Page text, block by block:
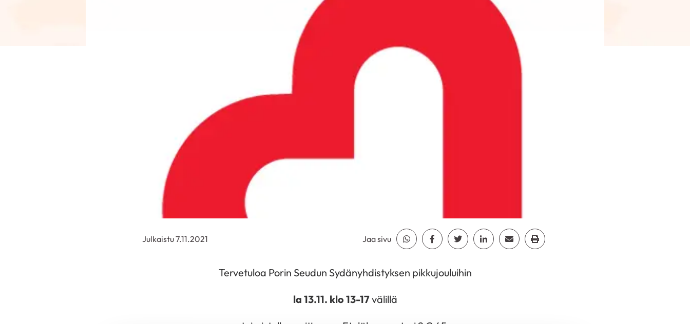
Julkaistu 7.11.2021 Jaa sivu Jaa Whatsapp
Jaa Facebook
Jaa TwitterJaa LinkedinJaa EmailJaa Print
Tervetuloa Porin Seudun Sydänyhdistyksen pikkujouluihin
la 13.11. klo 13-17välillä